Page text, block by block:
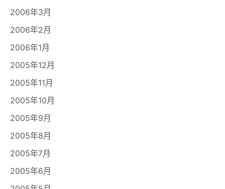
2006年3月
2006年2月
2006年1月
2005年12月
2005年11月
2005年10月
2005年9月
2005年8月
2005年7月
2005年6月